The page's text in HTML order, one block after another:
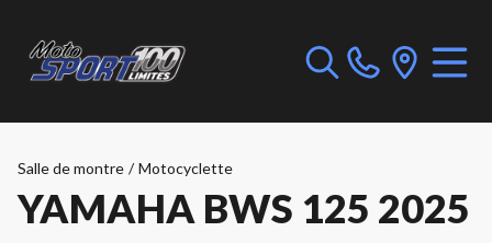
Salle de montre / Motocyclette
YAMAHA BWS 125 2025